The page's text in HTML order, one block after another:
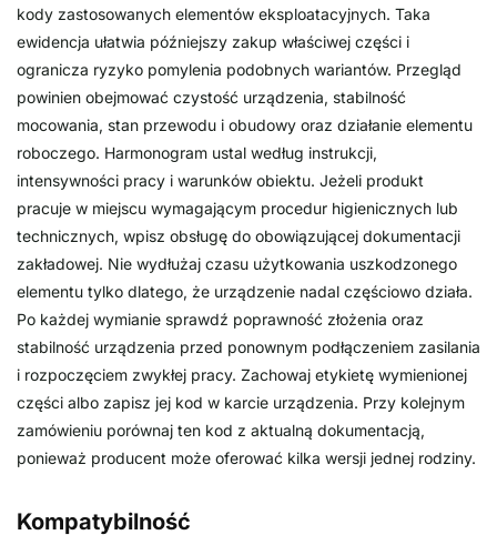
kody zastosowanych elementów eksploatacyjnych. Taka
ewidencja ułatwia późniejszy zakup właściwej części i
ogranicza ryzyko pomylenia podobnych wariantów. Przegląd
powinien obejmować czystość urządzenia, stabilność
mocowania, stan przewodu i obudowy oraz działanie elementu
roboczego. Harmonogram ustal według instrukcji,
intensywności pracy i warunków obiektu. Jeżeli produkt
pracuje w miejscu wymagającym procedur higienicznych lub
technicznych, wpisz obsługę do obowiązującej dokumentacji
zakładowej. Nie wydłużaj czasu użytkowania uszkodzonego
elementu tylko dlatego, że urządzenie nadal częściowo działa.
Po każdej wymianie sprawdź poprawność złożenia oraz
stabilność urządzenia przed ponownym podłączeniem zasilania
i rozpoczęciem zwykłej pracy. Zachowaj etykietę wymienionej
części albo zapisz jej kod w karcie urządzenia. Przy kolejnym
zamówieniu porównaj ten kod z aktualną dokumentacją,
ponieważ producent może oferować kilka wersji jednej rodziny.
Kompatybilność